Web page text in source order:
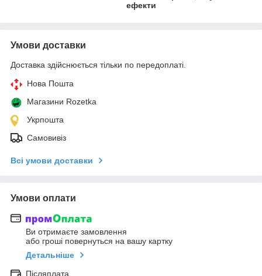
ефекти
Умови доставки
Доставка здійснюється тільки по передоплаті.
Нова Пошта
Магазини Rozetka
Укрпошта
Самовивіз
Всі умови доставки
Умови оплати
Ви отримаєте замовлення
або гроші повернуться на вашу картку
Детальніше
Післяплата